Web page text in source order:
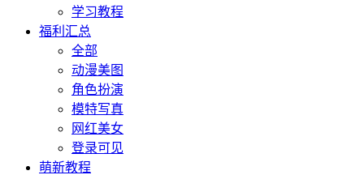
学习教程
福利汇总
全部
动漫美图
角色扮演
模特写真
网红美女
登录可见
萌新教程